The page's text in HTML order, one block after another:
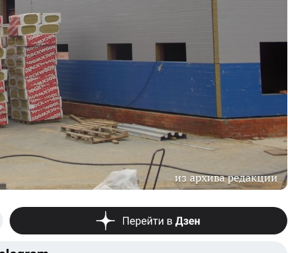
из архива редакции